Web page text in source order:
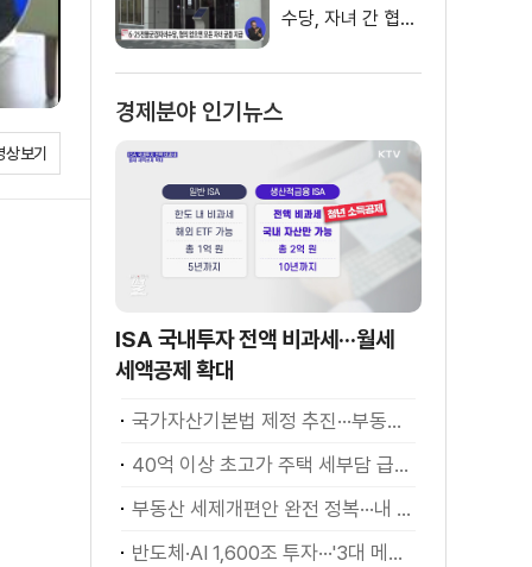
보기
수당, 자녀 간 협의
모든 자녀에게 균
경제분야 인기뉴스
ISA 국내투자 전액 비과세···월세
세액공제 확대
국가자산기본법 제정 추진···부동산·주식 등 통합 관리
40억 이상 초고가 주택 세부담 급증···실수요자 보호 강화
부동산 세제개편안 완전 정복···내 세금 어떻게 달라지나? [K-정책 사용법]
반도체·AI 1,600조 투자···'3대 메가프로젝트' 속도